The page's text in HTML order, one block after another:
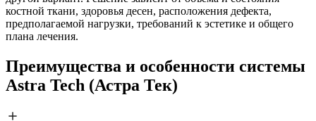
костной ткани, здоровья десен, расположения дефекта,
предполагаемой нагрузки, требований к эстетике и общего
плана лечения.
Преимущества и особенности системы
Astra Tech (Астра Тек)